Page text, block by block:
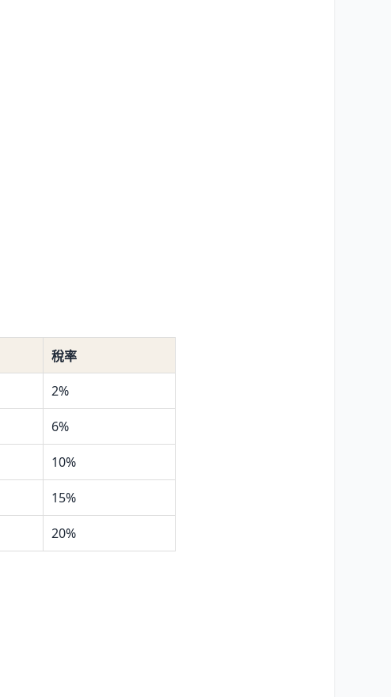
稅率
2%
6%
10%
15%
20%